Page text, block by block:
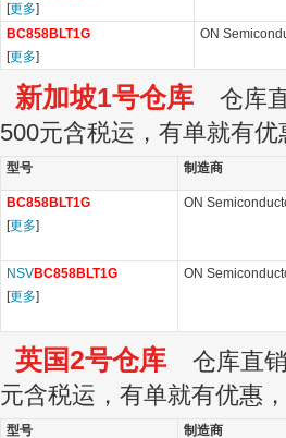
[更多]
BC858BLT1G
[更多]
ON
新加坡1号仓库 仓库直
500元含税运，有单就有
型号 制造商
BC858BLT1G
[更多]
ON
NSVBC858BLT1G
[更多]
ON
英国2号仓库 仓库直销
元含税运，有单就有优惠
型号 制造商